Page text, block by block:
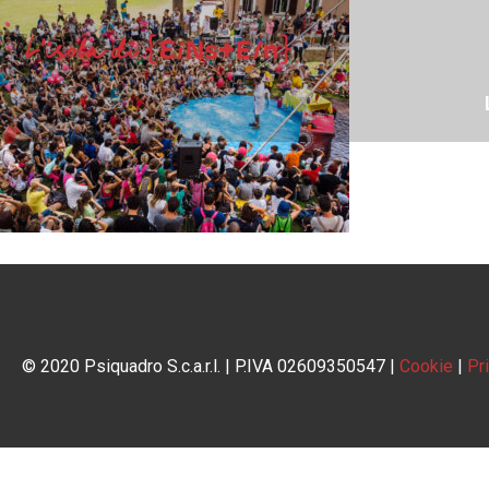
© 2020 Psiquadro S.c.a.r.l. | P.IVA 02609350547 | Cookie |